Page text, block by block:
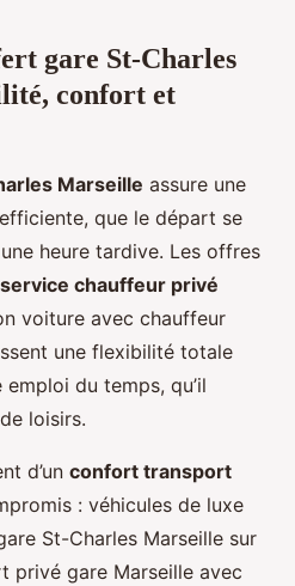
gare St-Charles
confort et
Marseille assure une
que le départ se
heure tardive. Les offres
service chauffeur privé
voiture avec chauffeur
une flexibilité totale
emploi du temps, qu’il
loisirs.
d’un confort transport
: véhicules de luxe
St-Charles Marseille sur
privé gare Marseille avec